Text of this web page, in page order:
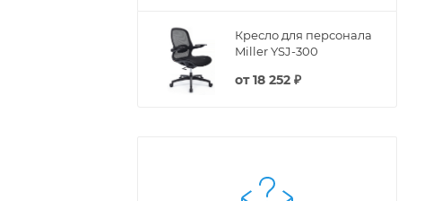
Кресло для персонала
Miller YSJ-300
от18 252 ₽